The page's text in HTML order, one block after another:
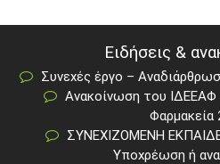
Ειδήσεις &
Συνεχές έργο –
Ανακοίνωση του ΙΔΕΕΑΦ
Φαρμακεία
ΣΥΝΕΧΙΖΟΜΕΝΗ
Υποχρέωση ή